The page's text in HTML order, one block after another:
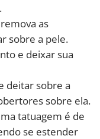
as
sobre a pele.
e deixar sua
deitar sobre a
sobre ela.
tatuagem é de
se estender